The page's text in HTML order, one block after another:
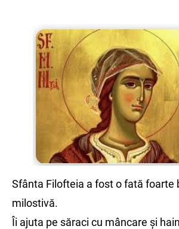
Sfânta Filofteia a fost o fată foarte
milostivă.
Îi ajuta pe săraci cu mâncare și